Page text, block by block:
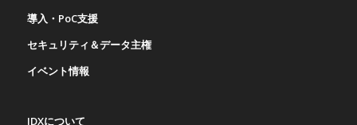
導入・PoC支援
セキュリティ＆データ主権
イベント情報
IDXについて